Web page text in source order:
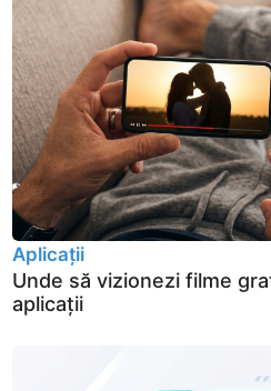
Aplicații
Unde să vizionezi filme
aplicații